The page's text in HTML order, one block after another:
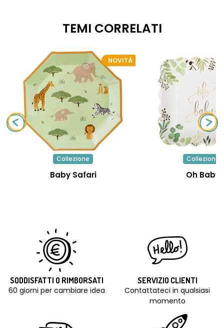
TEMI CORRELATI
NOVITÀ
Collezione
Baby Safari
Collezione
Oh Baby
SODDISFATTI O RIMBORSATI
60 giorni per cambiare idea
SERVIZIO CLIENTI
Contattateci in qualsiasi
momento